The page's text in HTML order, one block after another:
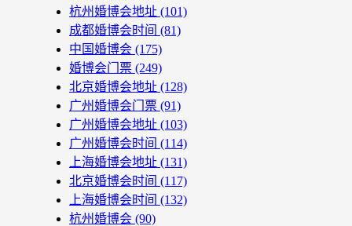
杭州婚博会地址 (101)
成都婚博会时间 (81)
中国婚博会 (175)
婚博会门票 (249)
北京婚博会地址 (128)
广州婚博会门票 (91)
广州婚博会地址 (103)
广州婚博会时间 (114)
上海婚博会地址 (131)
北京婚博会时间 (117)
上海婚博会时间 (132)
杭州婚博会 (90)